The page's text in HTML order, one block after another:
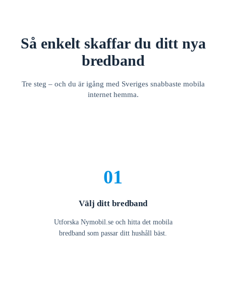
Så enkelt skaffar du ditt nya
bredband
Tre steg – och du är igång med Sveriges snabbaste mobila
internet hemma.
01
Välj ditt bredband
Utforska Nymobil.se och hitta det mobila
bredband som passar ditt hushåll bäst.